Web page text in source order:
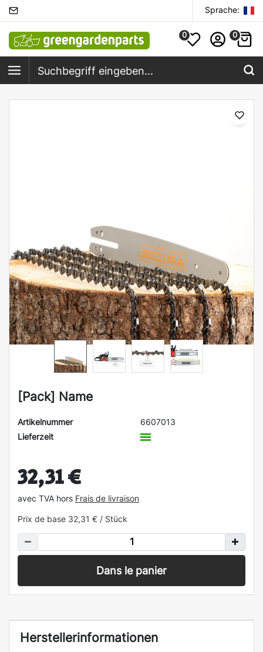
Sprache:
0 0
[Pack] Name
Artikelnummer
6607013
Lieferzeit
32,31 €
avec TVA hors Frais de livraison
Prix de base 32,31 € / Stück
Dans le panier
Herstellerinformationen